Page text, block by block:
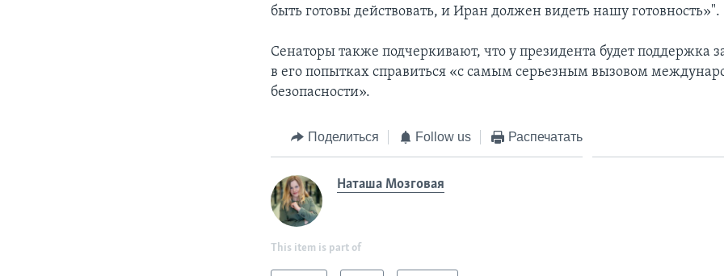
быть готовы действовать, и Иран должен видеть нашу готовность»".
Сенаторы также подчеркивают, что у президента будет поддержка
в его попытках справиться «с самым серьезным вызовом
безопасности».
Поделиться Follow us Распечатать
Наташа Мозговая
This item is part of